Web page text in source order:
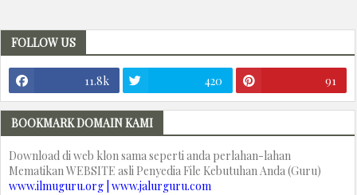
FOLLOW US
11.8k 420 91
BOOKMARK DOMAIN KAMI
Download di web klon sama seperti anda perlahan-lahan
Mematikan WEBSITE asli Penyedia File Kebutuhan Anda (Guru)
www.ilmuguru.org | www.jalurguru.com